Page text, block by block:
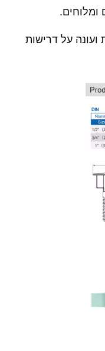
על דרישות